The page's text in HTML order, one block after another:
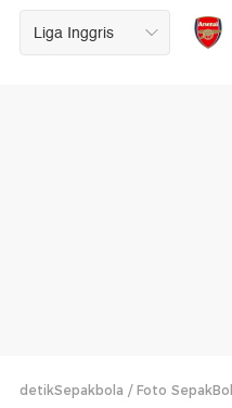
detikSepakbola Foto